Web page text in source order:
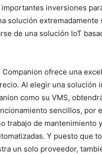
inversiones
solución extremadamente
de una solución IoT
Companion ofrece una
Al elegir una solución
como su VMS,
sencillos, por
trabajo de mantenimiento
Y puesto que
un solo proveedor,